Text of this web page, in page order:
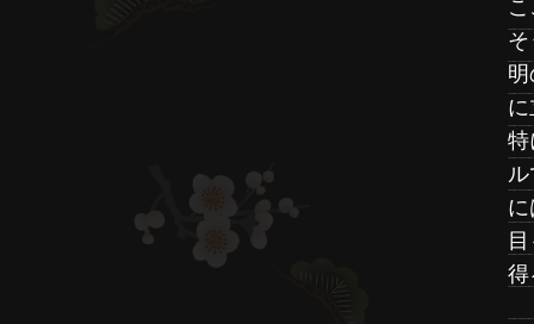
特
得